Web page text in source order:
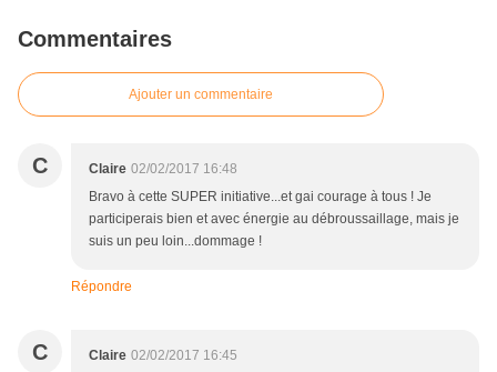
Commentaires
Ajouter un commentaire
C Claire 02/02/2017 16:48
Bravo à cette SUPER initiative...et gai courage à tous ! Je
participerais bien et avec énergie au débroussaillage, mais je
suis un peu loin...dommage !
Répondre
C Claire 02/02/2017 16:45